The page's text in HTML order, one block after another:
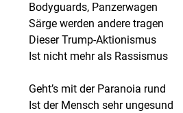
Bodyguards, Panzerwagen
Särge werden andere tragen
Dieser Trump-Aktionismus
Ist nicht mehr als Rassismus
Geht’s mit der Paranoia rund
Ist der Mensch sehr ungesund